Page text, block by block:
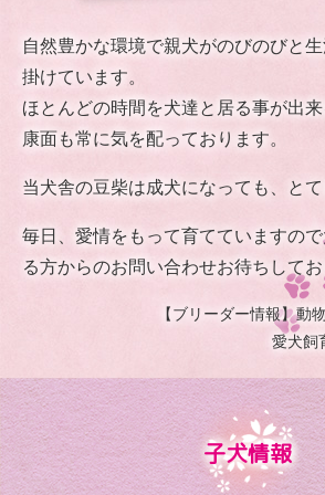
自然豊かな環境で親犬がのびのびと
掛けています。
ほとんどの時間を犬達と居る事が出
康面も常に気を配っております。
当犬舎の豆柴は成犬になっても、とて
毎日、愛情をもって育てていますの
る方からのお問い合わせお待ちして
【ブリーダー情報】動
愛犬
子犬情報